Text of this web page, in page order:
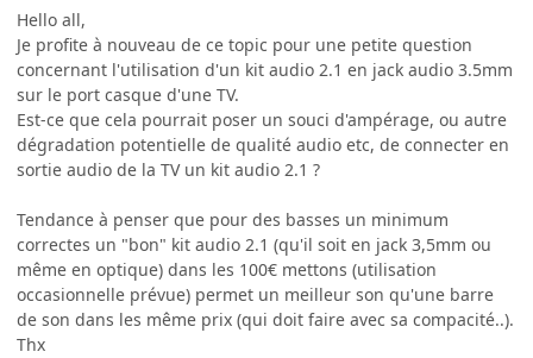
Hello all,
Je profite à nouveau de ce topic pour une petite question
concernant l'utilisation d'un kit audio 2.1 en jack audio 3.5mm
sur le port casque d'une TV.
Est-ce que cela pourrait poser un souci d'ampérage, ou autre
dégradation potentielle de qualité audio etc, de connecter en
sortie audio de la TV un kit audio 2.1 ?
Tendance à penser que pour des basses un minimum
correctes un "bon" kit audio 2.1 (qu'il soit en jack 3,5mm ou
même en optique) dans les 100€ mettons (utilisation
occasionnelle prévue) permet un meilleur son qu'une barre
de son dans les même prix (qui doit faire avec sa compacité..).
Thx